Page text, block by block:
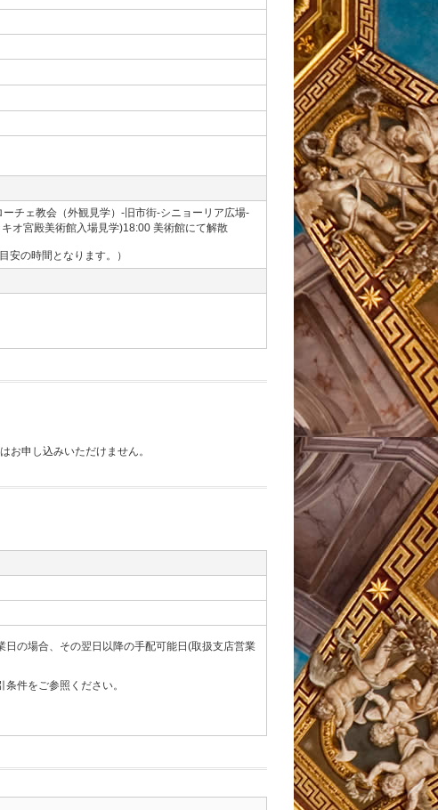
チェ教会（外観見学）-旧市街-シニョーリア広場-
オ宮殿美術館入場見学)18:00 美術館にて解散
安の時間となります。）
お申し込みいただけません。
の場合、その翌日以降の手配可能日(取扱支店営業
件をご参照ください。